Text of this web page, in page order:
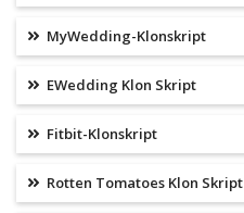
MyWedding-Klonskript
EWedding Klon Skript
Fitbit-Klonskript
Rotten Tomatoes Klon Skript